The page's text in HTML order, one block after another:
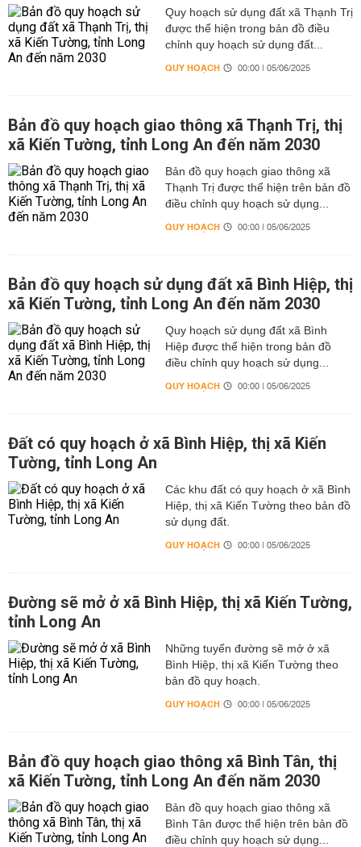
Quy hoạch sử dụng đất xã Thạnh Trị
được thể hiện trong bản đồ điều
chỉnh quy hoạch sử dụng đất...
QUY HOẠCH 00:00 | 05/06/2025
Bản đồ quy hoạch giao thông xã Thạnh Trị, thị
xã Kiến Tường, tỉnh Long An đến năm 2030
Bản đồ quy hoạch giao thông xã
Thạnh Trị được thể hiện trên bản đồ
điều chỉnh quy hoạch sử dụng...
QUY HOẠCH 00:00 | 05/06/2025
Bản đồ quy hoạch sử dụng đất xã Bình Hiệp, thị
xã Kiến Tường, tỉnh Long An đến năm 2030
Quy hoạch sử dụng đất xã Bình
Hiệp được thể hiện trong bản đồ
điều chỉnh quy hoạch sử dụng...
QUY HOẠCH 00:00 | 05/06/2025
Đất có quy hoạch ở xã Bình Hiệp, thị xã Kiến
Tường, tỉnh Long An
Các khu đất có quy hoạch ở xã Bình
Hiệp, thị xã Kiến Tường theo bản đồ
sử dụng đất.
QUY HOẠCH 00:00 | 05/06/2025
Đường sẽ mở ở xã Bình Hiệp, thị xã Kiến Tường,
tỉnh Long An
Những tuyến đường sẽ mở ở xã
Bình Hiệp, thị xã Kiến Tường theo
bản đồ quy hoạch.
QUY HOẠCH 00:00 | 05/06/2025
Bản đồ quy hoạch giao thông xã Bình Tân, thị
xã Kiến Tường, tỉnh Long An đến năm 2030
Bản đồ quy hoạch giao thông xã
Bình Tân được thể hiện trên bản đồ
điều chỉnh quy hoạch sử dụng...